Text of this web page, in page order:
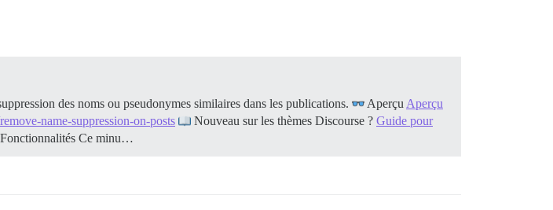
des noms ou pseudonymes similaires dans les publications. AperçuAperçu
name-suppression-on-posts Nouveau sur les thèmes Discourse ? Guide pour
Fonctionnalités Ce minu…